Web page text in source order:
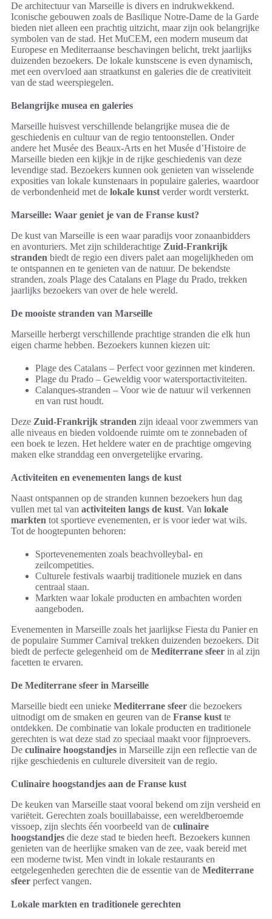
De architectuur van Marseille is divers en indrukwekkend.
Iconische gebouwen zoals de Basilique Notre-Dame de la Garde
bieden niet alleen een prachtig uitzicht, maar zijn ook belangrijke
symbolen van de stad. Het MuCEM, een modern museum dat
Europese en Mediterraanse beschavingen belicht, trekt jaarlijks
duizenden bezoekers. De lokale kunstscene is even dynamisch,
met een overvloed aan straatkunst en galeries die de creativiteit
van de stad weerspiegelen.
Belangrijke musea en galeries
Marseille huisvest verschillende belangrijke musea die de
geschiedenis en cultuur van de regio tentoonstellen. Onder
andere het Musée des Beaux-Arts en het Musée d’Histoire de
Marseille bieden een kijkje in de rijke geschiedenis van deze
levendige stad. Bezoekers kunnen ook genieten van wisselende
exposities van lokale kunstenaars in populaire galeries, waardoor
de verbondenheid met de lokale kunst verder wordt versterkt.
Marseille: Waar geniet je van de Franse kust?
De kust van Marseille is een waar paradijs voor zonaanbidders
en avonturiers. Met zijn schilderachtige Zuid-Frankrijk
stranden biedt de regio een divers palet aan mogelijkheden om
te ontspannen en te genieten van de natuur. De bekendste
stranden, zoals Plage des Catalans en Plage du Prado, trekken
jaarlijks bezoekers van over de hele wereld.
De mooiste stranden van Marseille
Marseille herbergt verschillende prachtige stranden die elk hun
eigen charme hebben. Bezoekers kunnen kiezen uit:
Plage des Catalans – Perfect voor gezinnen met kinderen.
Plage du Prado – Geweldig voor watersportactiviteiten.
Calanques-stranden – Voor wie de natuur wil verkennen
en van rust houdt.
Deze Zuid-Frankrijk stranden zijn ideaal voor zwemmers van
alle niveaus en bieden voldoende ruimte om te zonnebaden of
een boek te lezen. Het heldere water en de prachtige omgeving
maken elke stranddag een onvergetelijke ervaring.
Activiteiten en evenementen langs de kust
Naast ontspannen op de stranden kunnen bezoekers hun dag
vullen met tal van activiteiten langs de kust. Van lokale
markten tot sportieve evenementen, er is voor ieder wat wils.
Tot de hoogtepunten behoren:
Sportevenementen zoals beachvolleybal- en
zeilcompetities.
Culturele festivals waarbij traditionele muziek en dans
centraal staan.
Markten waar lokale producten en ambachten worden
aangeboden.
Evenementen in Marseille zoals het jaarlijkse Fiesta du Panier en
de populaire Summer Carnival trekken duizenden bezoekers. Dit
biedt de perfecte gelegenheid om de Mediterrane sfeer in al zijn
facetten te ervaren.
De Mediterrane sfeer in Marseille
Marseille biedt een unieke Mediterrane sfeer die bezoekers
uitnodigt om de smaken en geuren van de Franse kust te
ontdekken. De combinatie van lokale producten en traditionele
gerechten is wat deze stad zo speciaal maakt voor fijnproevers.
De culinaire hoogstandjes in Marseille zijn een reflectie van de
rijke geschiedenis en culturele diversiteit van de regio.
Culinaire hoogstandjes aan de Franse kust
De keuken van Marseille staat vooral bekend om zijn versheid en
variëteit. Gerechten zoals bouillabaisse, een wereldberoemde
vissoep, zijn slechts één voorbeeld van de culinaire
hoogstandjes die deze stad te bieden heeft. Bezoekers kunnen
genieten van de heerlijke smaken van de zee, vaak bereid met
een moderne twist. Men vindt in lokale restaurants en
eetgelegenheden gerechten die de essentie van de Mediterrane
sfeer perfect vangen.
Lokale markten en traditionele gerechten